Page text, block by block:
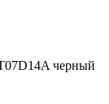
черный